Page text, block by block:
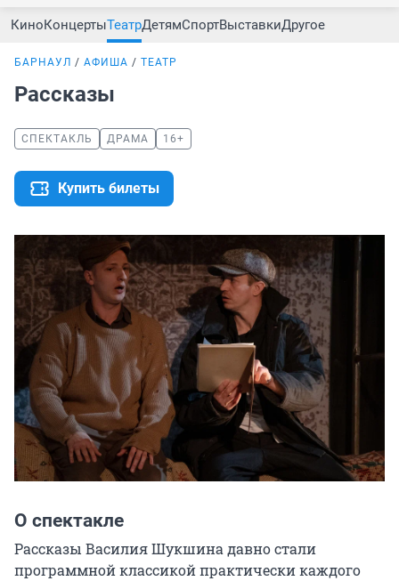
КиноКонцертыТеатрДетямСпортВыставкиДругое
БАРНАУЛ АФИША ТЕАТР
Рассказы
СПЕКТАКЛЬ ДРАМА 16+
Купить билеты
О спектакле
Рассказы Василия Шукшина давно стали
программной классикой практически каждого